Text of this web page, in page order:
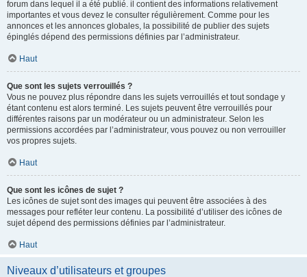
forum dans lequel il a été publié. il contient des informations relativement
importantes et vous devez le consulter régulièrement. Comme pour les
annonces et les annonces globales, la possibilité de publier des sujets
épinglés dépend des permissions définies par l’administrateur.
Haut
Que sont les sujets verrouillés ?
Vous ne pouvez plus répondre dans les sujets verrouillés et tout sondage y
étant contenu est alors terminé. Les sujets peuvent être verrouillés pour
différentes raisons par un modérateur ou un administrateur. Selon les
permissions accordées par l’administrateur, vous pouvez ou non verrouiller
vos propres sujets.
Haut
Que sont les icônes de sujet ?
Les icônes de sujet sont des images qui peuvent être associées à des
messages pour refléter leur contenu. La possibilité d’utiliser des icônes de
sujet dépend des permissions définies par l’administrateur.
Haut
Niveaux d’utilisateurs et groupes